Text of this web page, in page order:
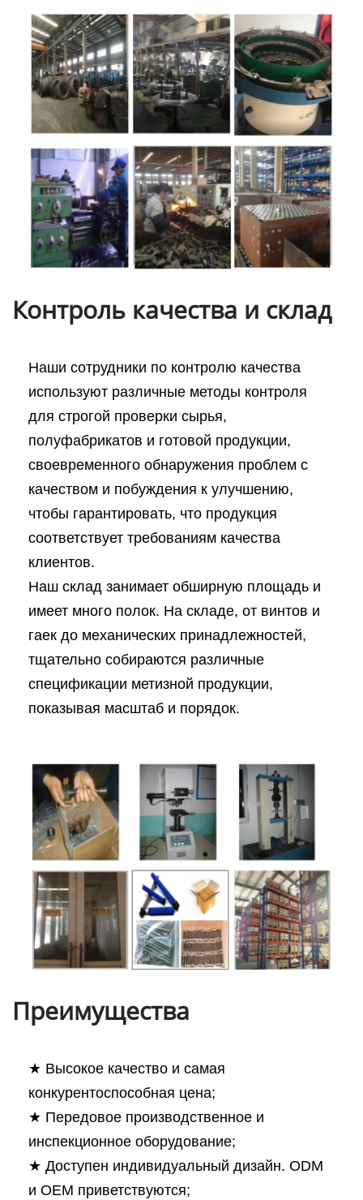
Контроль качества и склад
Наши сотрудники по контролю качества
используют различные методы контроля
для строгой проверки сырья,
полуфабрикатов и готовой продукции,
своевременного обнаружения проблем с
качеством и побуждения к улучшению,
чтобы гарантировать, что продукция
соответствует требованиям качества
клиентов.
Наш склад занимает обширную площадь и
имеет много полок. На складе, от винтов и
гаек до механических принадлежностей,
тщательно собираются различные
спецификации метизной продукции,
показывая масштаб и порядок.
Преимущества
★ Высокое качество и самая
конкурентоспособная цена;
★ Передовое производственное и
инспекционное оборудование;
★ Доступен индивидуальный дизайн. ODM
и OEM приветствуются;